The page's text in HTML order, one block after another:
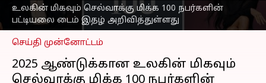
உலகின் மிகவும் செல்வாக்கு மிக்க 100 நபர்களின்
பட்டியலை டைம் இதழ் அறிவித்துள்ளது
எழுதியவர் Venkatalakshmi V Apr 17, 2025 02:59 pm
செய்தி முன்னோட்டம்
2025 ஆண்டுக்கான உலகின் மிகவும்
செல்வாக்கு மிக்க 100 நபர்களின்